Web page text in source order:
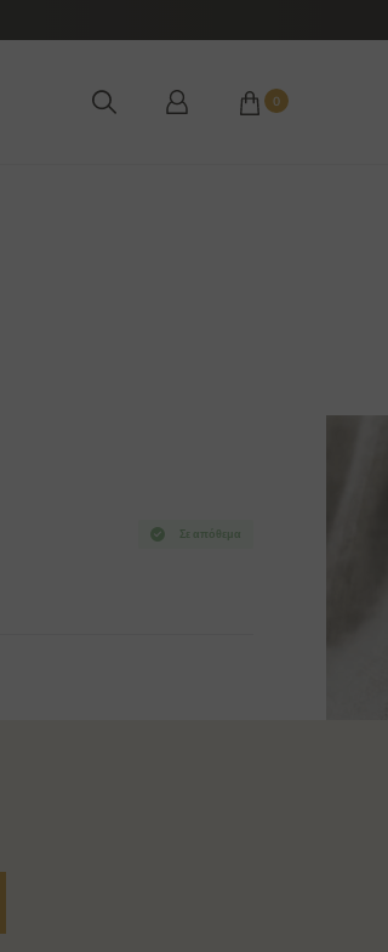
0
Σε απόθεμα